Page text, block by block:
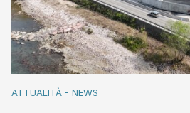
ATTUALITÀ - NEWS